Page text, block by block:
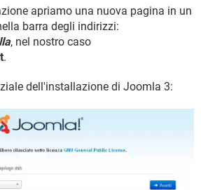
apriamo una nuova pagina in un
barra degli indirizzi:
, nel nostro caso
.
dell'installazione di Joomla 3: